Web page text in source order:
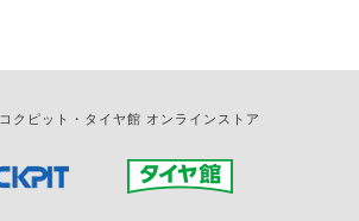
コクピット・タイヤ館 オンラインストア